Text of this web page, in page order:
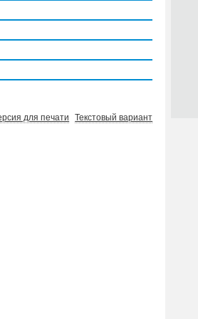
Текстовый вариант
для печати